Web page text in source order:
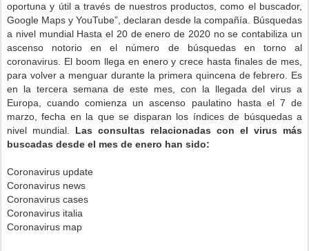
oportuna y útil a través de nuestros productos, como el buscador,
Google Maps y YouTube”, declaran desde la compañía. Búsquedas
a nivel mundial Hasta el 20 de enero de 2020 no se contabiliza un
ascenso notorio en el número de búsquedas en torno al
coronavirus. El boom llega en enero y crece hasta finales de mes,
para volver a menguar durante la primera quincena de febrero. Es
en la tercera semana de este mes, con la llegada del virus a
Europa, cuando comienza un ascenso paulatino hasta el 7 de
marzo, fecha en la que se disparan los índices de búsquedas a
nivel mundial. Las consultas relacionadas con el virus más
buscadas desde el mes de enero han sido:
Coronavirus update
Coronavirus news
Coronavirus cases
Coronavirus italia
Coronavirus map